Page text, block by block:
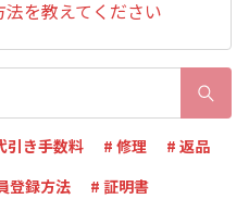
を教えてください
引き手数料 # 修理
# 返品
登録方法
# 証明書